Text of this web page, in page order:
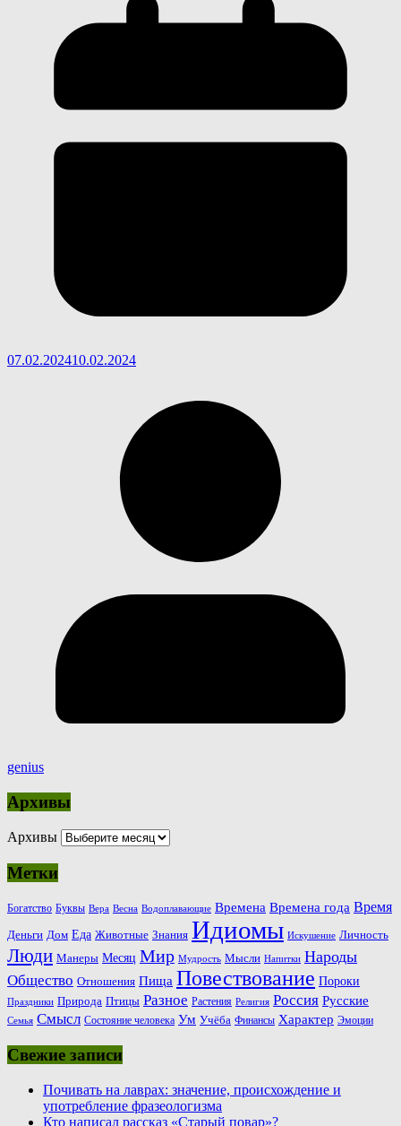
07.02.202410.02.2024
genius
Архивы
Архивы
Метки
Богатство Буквы Вера Весна Водоплавающие Времена Времена года Время
Деньги Дом Еда Животные Знания Идиомы Искушение Личность
Люди Манеры Месяц Мир Мудрость Мысли Напитки Народы
Общество Отношения Пища Повествование Пороки
Праздники Природа Птицы Разное Растения Религия Россия Русские
Семья Смысл Состояние человека Ум Учёба Финансы Характер Эмоции
Свежие записи
Почивать на лаврах: значение, происхождение и
употребление фразеологизма
Кто написал рассказ «Старый повар»?